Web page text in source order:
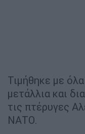
Τιμήθηκε με
μετάλλια και
τις πτέρυγες
ΝΑΤΟ.